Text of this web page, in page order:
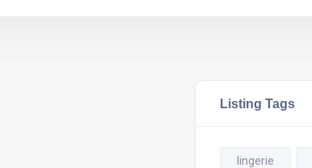
Listing Tags
lingerie